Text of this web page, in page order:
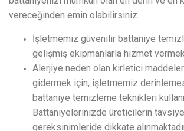
vereceğinden emin olabilirsiniz.
İşletmemiz güvenilir battaniye
gelişmiş ekipmanlarla hizmet
Alerjiye neden olan kirletici
gidermek için, işletmemiz
battaniye temizleme teknikleri
Battaniyelerinizde üreticilerin
gereksinimleride dikkate